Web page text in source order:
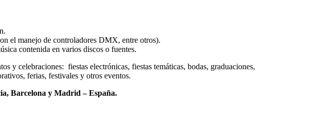
el manejo de controladores DMX, entre otros).
contenida en varios discos o fuentes.
y celebraciones: fiestas electrónicas, fiestas temáticas, bodas, graduaciones,
ferias, festivales y otros eventos.
Barcelona y Madrid – España.